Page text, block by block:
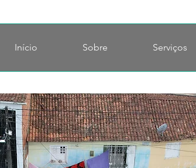
Início Sobre Serviços